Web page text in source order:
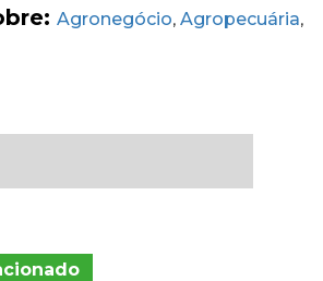
Agronegócio, Agropecuária,